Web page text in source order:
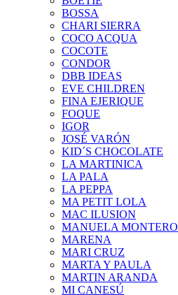
BOSSA
CHARI SIERRA
COCO ACQUA
COCOTE
CONDOR
DBB IDEAS
EVE CHILDREN
FINA EJERIQUE
FOQUE
IGOR
JOSÉ VARÓN
KID´S CHOCOLATE
LA MARTINICA
LA PALA
LA PEPPA
MA PETIT LOLA
MAC ILUSION
MANUELA MONTERO
MARENA
MARI CRUZ
MARTA Y PAULA
MARTIN ARANDA
MI CANESÚ